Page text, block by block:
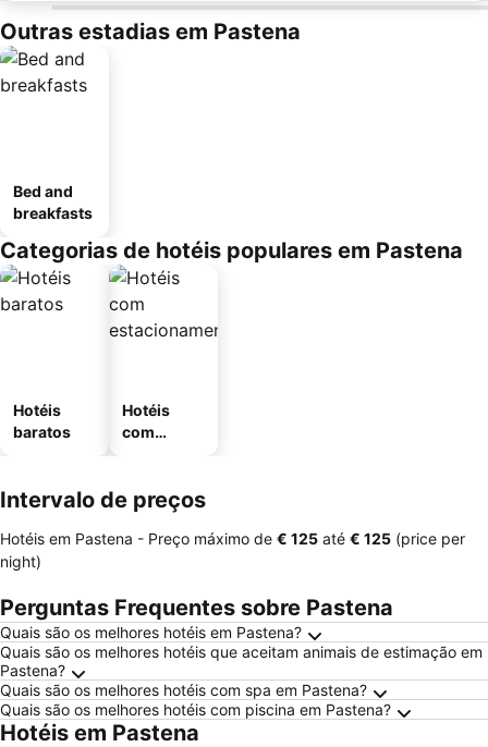
Outras estadias em Pastena
Bed and
breakfasts
Categorias de hotéis populares em Pastena
Hotéis
baratos
Hotéis
com
Intervalo de preços
Hotéis em Pastena - Preço máximo de ‎€ 125 até ‎€ 125 (price per
night)
Perguntas Frequentes sobre Pastena
Quais são os melhores hotéis em Pastena?
Quais são os melhores hotéis que aceitam animais de estimação em
Pastena?
Quais são os melhores hotéis com spa em Pastena?
Quais são os melhores hotéis com piscina em Pastena?
Hotéis em Pastena